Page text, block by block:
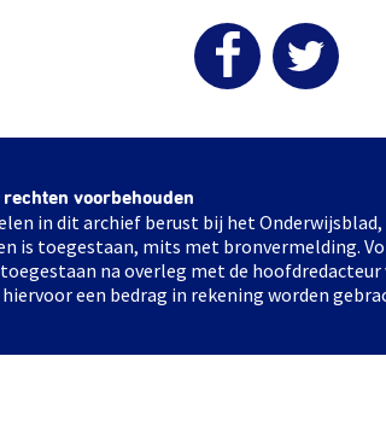
voorbehouden
in dit archief berust bij het
is toegestaan, mits met bronvermelding.
na overleg met de
een bedrag in rekening worden